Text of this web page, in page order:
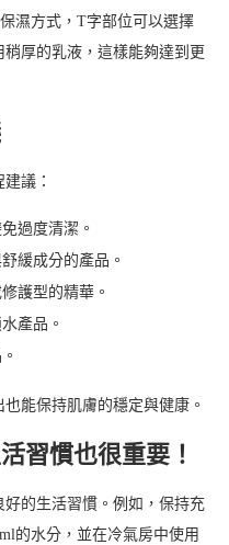
濕方式，T字部位可以選擇
厚的乳液，這樣能夠達到更
議：
過度清潔。
緩成分的產品。
護型的精華。
產品。
能保持肌膚的穩定與健康。
習慣也很重要！
的生活習慣。例如，保持充
的水分，並在冷氣房中使用